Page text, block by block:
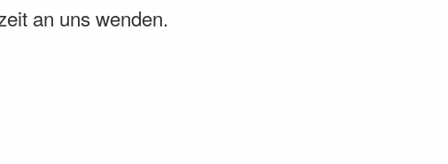
an uns wenden.